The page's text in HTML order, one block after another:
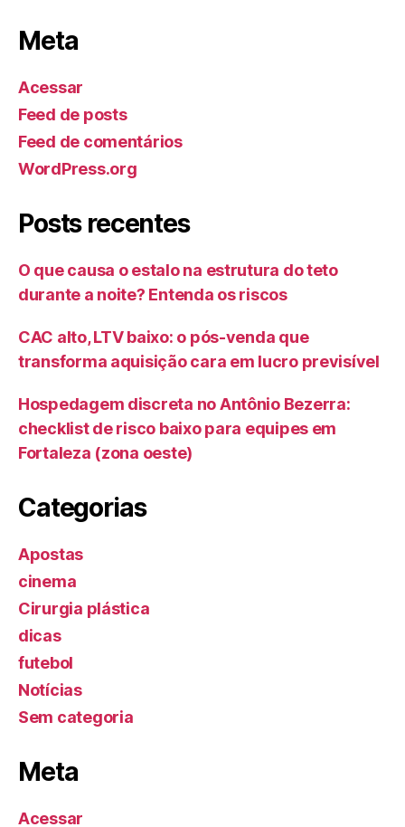
Meta
Acessar
Feed de posts
Feed de comentários
WordPress.org
Posts recentes
O que causa o estalo na estrutura do teto
durante a noite? Entenda os riscos
CAC alto, LTV baixo: o pós-venda que
transforma aquisição cara em lucro previsível
Hospedagem discreta no Antônio Bezerra:
checklist de risco baixo para equipes em
Fortaleza (zona oeste)
Categorias
Apostas
cinema
Cirurgia plástica
dicas
futebol
Notícias
Sem categoria
Meta
Acessar